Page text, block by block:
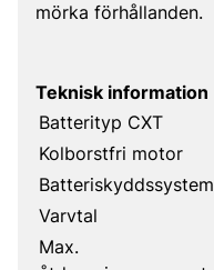
mörka förhållanden.
Teknisk information
Batterityp CXT
Kolborstfri motor
Batteriskyddssystem
Varvtal
Max.